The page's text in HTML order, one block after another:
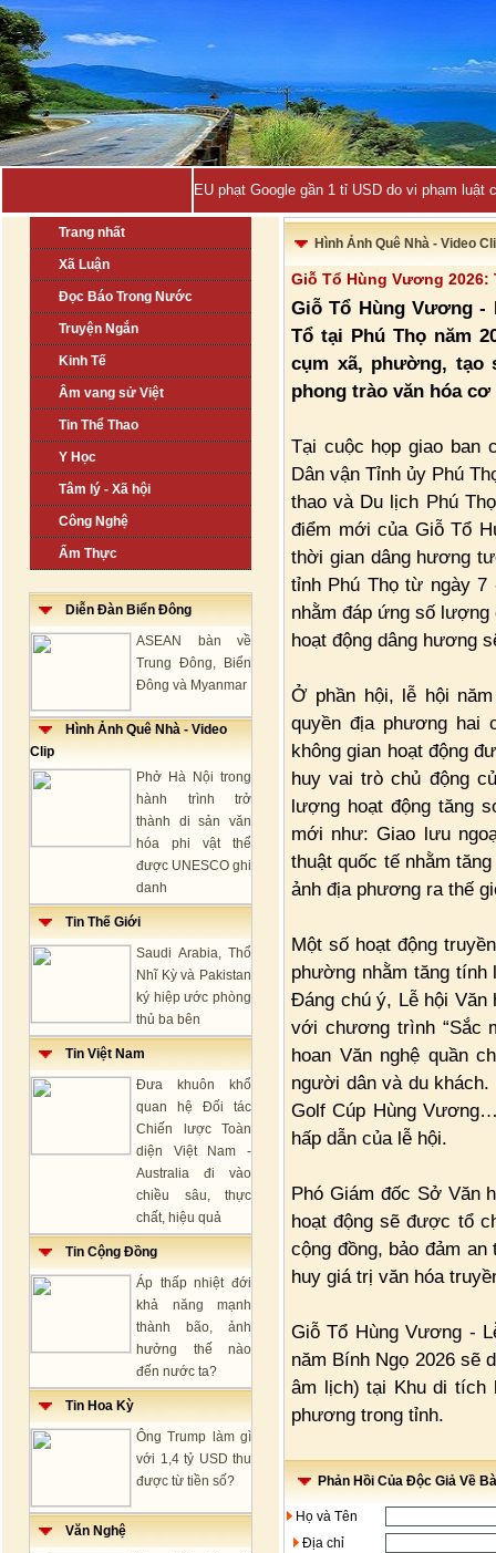
EU phạt Google gần 1 tỉ USD do vi phạm luật
Trang nhất
Xã Luận
Đọc Báo Trong Nước
Truyện Ngắn
Kinh Tế
Âm vang sử Việt
Tin Thể Thao
Y Học
Tâm lý - Xã hội
Công Nghệ
Ẩm Thực
Diễn Đàn Biển Đông
ASEAN bàn về
Trung Đông, Biển
Đông và Myanmar
Hình Ảnh Quê Nhà - Video
Clip
Phở Hà Nội trong
hành trình trở
thành di sản văn
hóa phi vật thể
được UNESCO ghi
danh
Tin Thế Giới
Saudi Arabia, Thổ
Nhĩ Kỳ và Pakistan
ký hiệp ước phòng
thủ ba bên
Tin Việt Nam
Đưa khuôn khổ
quan hệ Đối tác
Chiến lược Toàn
diện Việt Nam -
Australia đi vào
chiều sâu, thực
chất, hiệu quả
Tin Cộng Đồng
Áp thấp nhiệt đới
khả năng mạnh
thành bão, ảnh
hưởng thế nào
đến nước ta?
Tin Hoa Kỳ
Ông Trump làm gì
với 1,4 tỷ USD thu
được từ tiền số?
Văn Nghệ
Hình Ảnh Quê Nhà - Video
Giỗ Tổ Hùng Vương
Giỗ Tổ Hùng Vương -
Tổ tại Phú Thọ năm
cụm xã, phường, tạo
phong trào văn hóa
Tại cuộc họp giao ban
Dân vận Tỉnh ủy Phú
thao và Du lịch Phú
điểm mới của Giỗ Tổ
thời gian dâng hương
tỉnh Phú Thọ từ ngày
nhằm đáp ứng số
hoạt động dâng hương
Ở phần hội, lễ hội
quyền địa phương hai
không gian hoạt động
huy vai trò chủ động
lượng hoạt động tăng
mới như: Giao lưu
thuật quốc tế nhằm
ảnh địa phương ra thế
Một số hoạt động
phường nhằm tăng
Đáng chú ý, Lễ hội Văn
với chương trình “Sắc
hoan Văn nghệ quần
người dân và du
Golf Cúp Hùng
hấp dẫn của lễ hội.
Phó Giám đốc Sở Văn
hoạt động sẽ được tổ
cộng đồng, bảo đảm
huy giá trị văn hóa
Giỗ Tổ Hùng Vương -
năm Bính Ngọ 2026 sẽ
âm lịch) tại Khu di tích
phương trong tỉnh.
Phản Hồi Của Độc Giả Về
Họ và Tên
Địa chỉ